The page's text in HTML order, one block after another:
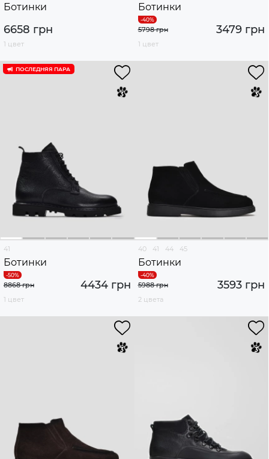
Ботинки
6658 грн
1 цвет
Ботинки
3479 грн
5798 грн
1 цвет
ПОСЛЕДНЯЯ ПАРА
41
Ботинки
4434 грн
8868 грн
1 цвет
40 41 44 45
Ботинки
3593 грн
5988 грн
2 цвета